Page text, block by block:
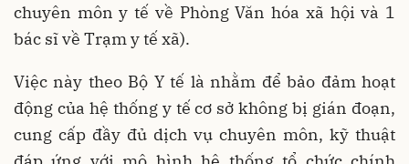
chuyên môn y tế về Phòng Văn hóa xã hội và 1
bác sĩ về Trạm y tế xã).
Việc này theo Bộ Y tế là nhằm để bảo đảm hoạt
động của hệ thống y tế cơ sở không bị gián đoạn,
cung cấp đầy đủ dịch vụ chuyên môn, kỹ thuật